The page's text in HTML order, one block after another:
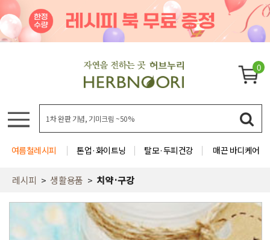
0
여름철레시피 톤업·화이트닝 탈모·두피건강 매끈 바디케어
레시피 생활용품 치약·구강